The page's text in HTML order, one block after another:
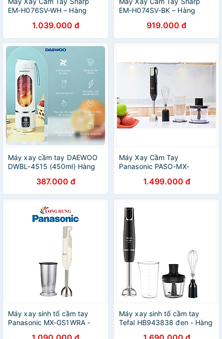
EM-H076SV-WH – Hàng
1.039.000 đ
EM-H074SV-BK – Hàng
919.000 đ
Máy xay cầm tay DAEWOO
DWBL-4515 (450ml) Hàng
387.000 đ
Máy Xay Cầm Tay
Panasonic PASO-MX-
1.499.000 đ
Máy xay sinh tố cầm tay
Panasonic MX-GS1WRA -
Máy xay sinh tố cầm tay
Tefal HB943838 đen - Hàng